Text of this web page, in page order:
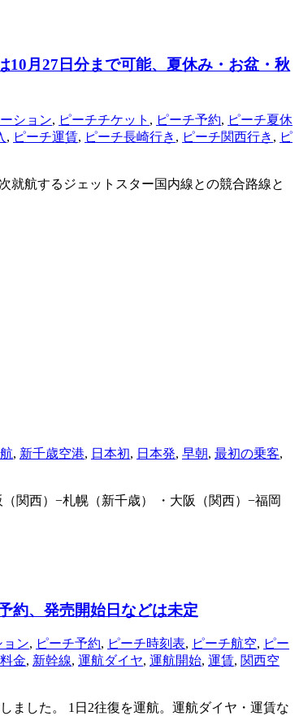
10月27日分まで可能、夏休み・お盆・秋
ション, ピーチチケット , ピーチ予約, ピーチ夏休
, ピーチ運賃, ピーチ長崎行き , ピーチ関西行き , ピ
就航するジェットスター国内線との競合路線と
, 新千歳空港, 日本初, 日本発, 早朝, 最初の乗客,
関西）−札幌（新千歳） ・大阪（関西）−福岡
約、発売開始日などは未定
ョン, ピーチ予約, ピーチ時刻表, ピーチ航空, ピー
料金, 新幹線, 運航ダイヤ, 運航開始, 運賃, 関西空
ました。 1日2往復を運航。運航ダイヤ・運賃な